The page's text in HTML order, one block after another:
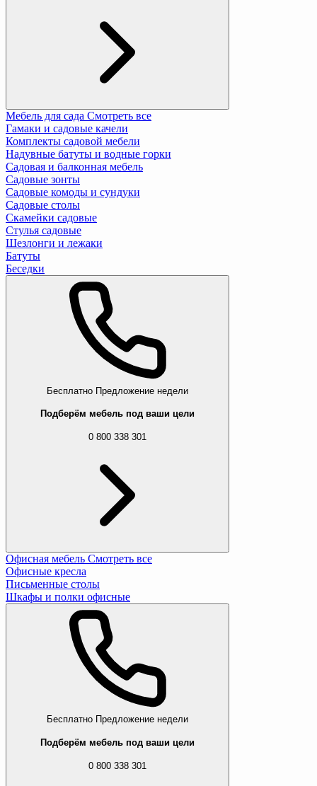
Мебель для сада Смотреть все
Гамаки и садовые качели
Комплекты садовой мебели
Надувные батуты и водные горки
Садовая и балконная мебель
Садовые зонты
Садовые комоды и сундуки
Садовые столы
Скамейки садовые
Стулья садовые
Шезлонги и лежаки
Батуты
Беседки
Бесплатно Предложение недели
Подберём мебель под ваши цели
0 800 338 301
Офисная мебель Смотреть все
Офисные кресла
Письменные столы
Шкафы и полки офисные
Бесплатно Предложение недели
Подберём мебель под ваши цели
0 800 338 301